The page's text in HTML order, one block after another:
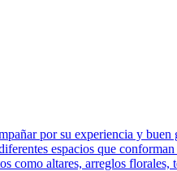
por su experiencia y
espacios que
como altares, arreglos